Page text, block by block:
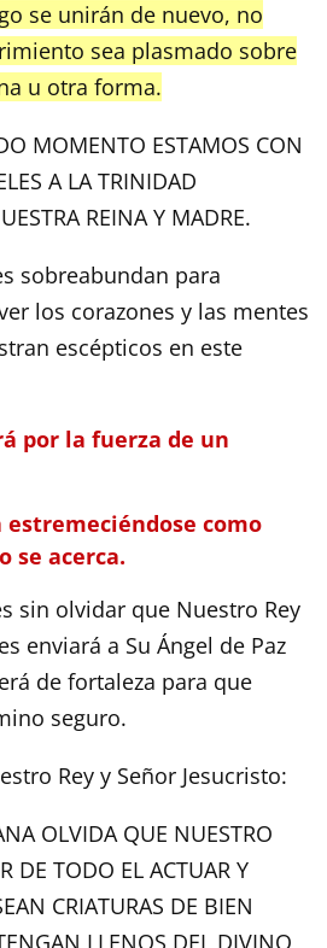
se unirán de nuevo, no
sea plasmado sobre
u otra forma.
MOMENTO ESTAMOS CON
A LA TRINIDAD
REINA Y MADRE.
sobreabundan para
los corazones y las mentes
escépticos en este
por la fuerza de un
como
se acerca.
sin olvidar que Nuestro Rey
enviará a Su Ángel de Paz
de fortaleza para que
seguro.
Rey y Señor Jesucristo:
OLVIDA QUE NUESTRO
DE TODO EL ACTUAR Y
CRIATURAS DE BIEN
LLENOS DEL DIVINO